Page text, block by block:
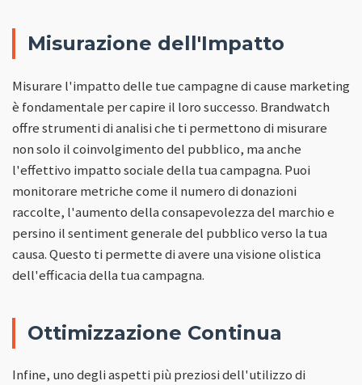
Misurazione dell'Impatto
Misurare l'impatto delle tue campagne di cause marketing
è fondamentale per capire il loro successo. Brandwatch
offre strumenti di analisi che ti permettono di misurare
non solo il coinvolgimento del pubblico, ma anche
l'effettivo impatto sociale della tua campagna. Puoi
monitorare metriche come il numero di donazioni
raccolte, l'aumento della consapevolezza del marchio e
persino il sentiment generale del pubblico verso la tua
causa. Questo ti permette di avere una visione olistica
dell'efficacia della tua campagna.
Ottimizzazione Continua
Infine, uno degli aspetti più preziosi dell'utilizzo di